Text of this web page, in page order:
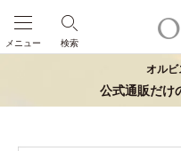
検索
メニュー
オル
公式通販だけ